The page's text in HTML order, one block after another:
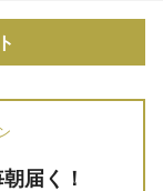
届く！